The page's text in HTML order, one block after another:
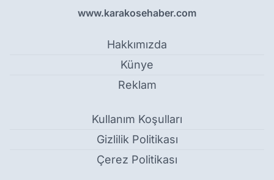
www.karakosehaber.com
Hakkımızda
Künye
Reklam
Kullanım Koşulları
Gizlilik Politikası
Çerez Politikası